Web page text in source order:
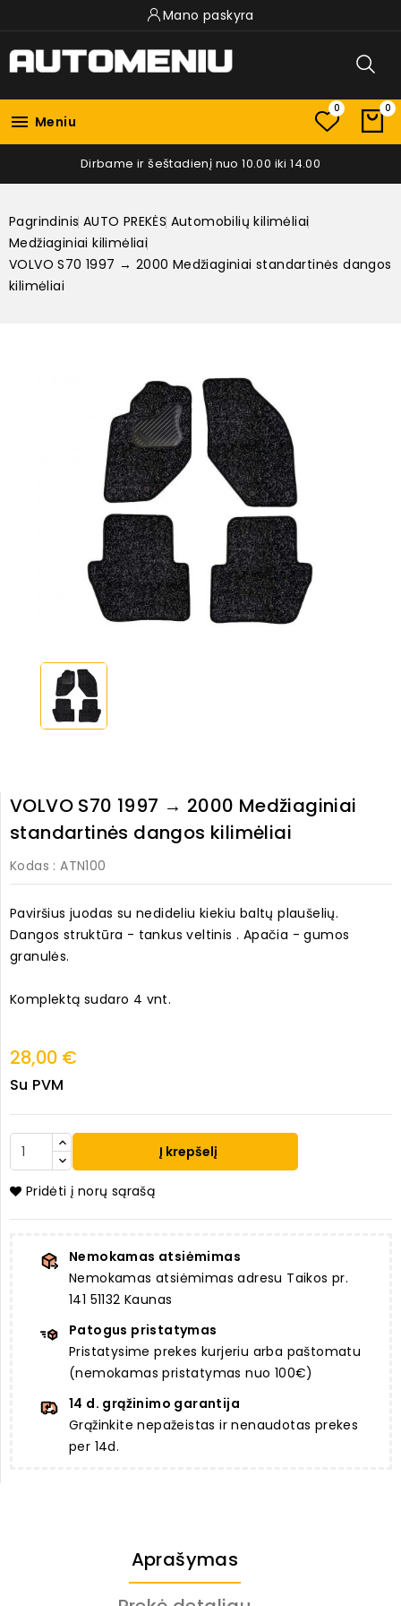
Mano paskyra
 Meniu
0 0
Dirbame ir šeštadienį nuo 10.00 iki 14.00
Pagrindinis AUTO PREKĖS Automobilių kilimėliai
Medžiaginiai kilimėliai
VOLVO S70 1997 → 2000 Medžiaginiai standartinės dangos
kilimėliai
VOLVO S70 1997 → 2000 Medžiaginiai
standartinės dangos kilimėliai
Kodas : ATN100
Paviršius juodas su nedideliu kiekiu baltų plaušelių.
Dangos struktūra - tankus veltinis . Apačia - gumos
granulės.
Komplektą sudaro 4 vnt.
28,00 €
Su PVM
Į krepšelį
Pridėti į norų sąrašą
Nemokamas atsiėmimas
Nemokamas atsiėmimas adresu Taikos pr.
141 51132 Kaunas
Patogus pristatymas
Pristatysime prekes kurjeriu arba paštomatu
(nemokamas pristatymas nuo 100€)
14 d. grąžinimo garantija
Grąžinkite nepažeistas ir nenaudotas prekes
per 14d.
Aprašymas